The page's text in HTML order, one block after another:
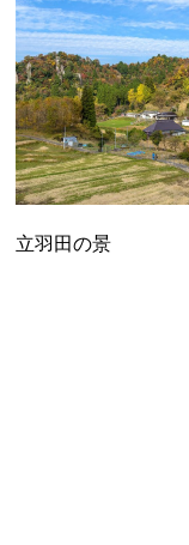
立羽田の景